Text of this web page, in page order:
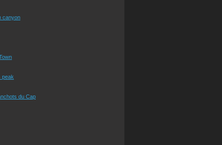
canyon
peak
du Cap